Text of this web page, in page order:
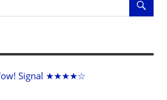
Signal ★★★★☆